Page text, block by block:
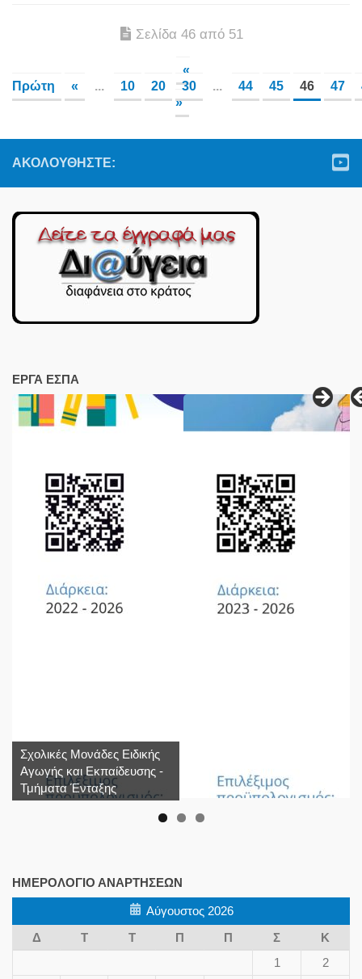
Σελίδα 46 από 51
«
Πρώτη
« ... 10 20 30 ... 44 45 46 47
»
ΑΚΟΛΟΥΘΉΣΤΕ:
ΕΡΓΑ ΕΣΠΑ
Σχολικές Μονάδες Ειδικής
Αγωγής και Εκπαίδευσης -
Τμήματα Ένταξης
ΗΜΕΡΟΛΌΓΙΟ ΑΝΑΡΤΉΣΕΩΝ
Αύγουστος 2026
Δ
Τ Τ Π Π Σ
Κ
1
2